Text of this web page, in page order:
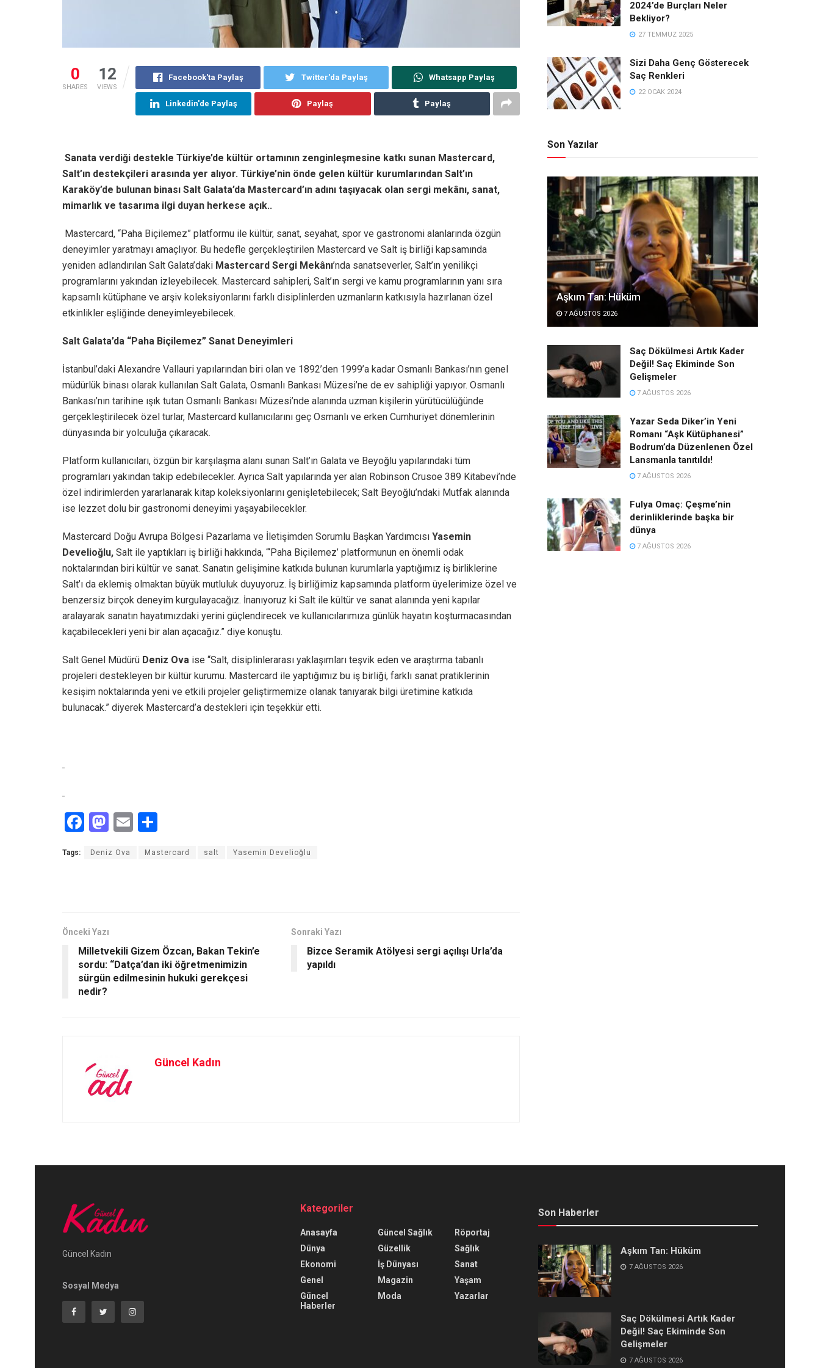
0
SHARES
12
VIEWS
Facebook'ta Paylaş Twitter'da Paylaş Whatsapp Paylaş
Linkedin'de Paylaş Paylaş Paylaş
Sanata verdiği destekle Türkiye’de kültür ortamının zenginleşmesine katkı sunan Mastercard,
Salt’ın destekçileri arasında yer alıyor. Türkiye’nin önde gelen kültür kurumlarından Salt’ın
Karaköy’de bulunan binası Salt Galata’da Mastercard’ın adını taşıyacak olan sergi mekânı, sanat,
mimarlık ve tasarıma ilgi duyan herkese açık..
Mastercard, “Paha Biçilemez” platformu ile kültür, sanat, seyahat, spor ve gastronomi alanlarında özgün
deneyimler yaratmayı amaçlıyor. Bu hedefle gerçekleştirilen Mastercard ve Salt iş birliği kapsamında
yeniden adlandırılan Salt Galata’daki Mastercard Sergi Mekânı’nda sanatseverler, Salt’ın yenilikçi
programlarını yakından izleyebilecek. Mastercard sahipleri, Salt’ın sergi ve kamu programlarının yanı sıra
kapsamlı kütüphane ve arşiv koleksiyonlarını farklı disiplinlerden uzmanların katkısıyla hazırlanan özel
etkinlikler eşliğinde deneyimleyebilecek.
Salt Galata’da “Paha Biçilemez” Sanat Deneyimleri
İstanbul’daki Alexandre Vallauri yapılarından biri olan ve 1892’den 1999’a kadar Osmanlı Bankası’nın genel
müdürlük binası olarak kullanılan Salt Galata, Osmanlı Bankası Müzesi’ne de ev sahipliği yapıyor. Osmanlı
Bankası’nın tarihine ışık tutan Osmanlı Bankası Müzesi’nde alanında uzman kişilerin yürütücülüğünde
gerçekleştirilecek özel turlar, Mastercard kullanıcılarını geç Osmanlı ve erken Cumhuriyet dönemlerinin
dünyasında bir yolculuğa çıkaracak.
Platform kullanıcıları, özgün bir karşılaşma alanı sunan Salt’ın Galata ve Beyoğlu yapılarındaki tüm
programları yakından takip edebilecekler. Ayrıca Salt yapılarında yer alan Robinson Crusoe 389 Kitabevi’nde
özel indirimlerden yararlanarak kitap koleksiyonlarını genişletebilecek; Salt Beyoğlu’ndaki Mutfak alanında
ise lezzet dolu bir gastronomi deneyimi yaşayabilecekler.
Mastercard Doğu Avrupa Bölgesi Pazarlama ve İletişimden Sorumlu Başkan Yardımcısı Yasemin
Develioğlu, Salt ile yaptıkları iş birliği hakkında, “‘Paha Biçilemez’ platformunun en önemli odak
noktalarından biri kültür ve sanat. Sanatın gelişimine katkıda bulunan kurumlarla yaptığımız iş birliklerine
Salt’ı da eklemiş olmaktan büyük mutluluk duyuyoruz. İş birliğimiz kapsamında platform üyelerimize özel ve
benzersiz birçok deneyim kurgulayacağız. İnanıyoruz ki Salt ile kültür ve sanat alanında yeni kapılar
aralayarak sanatın hayatımızdaki yerini güçlendirecek ve kullanıcılarımıza günlük hayatın koşturmacasından
kaçabilecekleri yeni bir alan açacağız.” diye konuştu.
Salt Genel Müdürü Deniz Ova ise “Salt, disiplinlerarası yaklaşımları teşvik eden ve araştırma tabanlı
projeleri destekleyen bir kültür kurumu. Mastercard ile yaptığımız bu iş birliği, farklı sanat pratiklerinin
kesişim noktalarında yeni ve etkili projeler geliştirmemize olanak tanıyarak bilgi üretimine katkıda
bulunacak.” diyerek Mastercard’a destekleri için teşekkür etti.
F
ce
k
M
st
E
ail ar
Tags: Deniz Ova Mastercard salt Yasemin Develioğlu
Önceki Yazı
Milletvekili Gizem Özcan, Bakan Tekin’e
sordu: “Datça’dan iki öğretmenimizin
sürgün edilmesinin hukuki gerekçesi
nedir?
Sonraki Yazı
Bizce Seramik Atölyesi sergi açılışı Urla’da
yapıldı
Güncel Kadın
2024’de Burçları Neler
Bekliyor?
27 TEMMUZ 2025
Sizi Daha Genç Gösterecek
Saç Renkleri
22 OCAK 2024
Son Yazılar
Aşkım Tan: Hüküm
7 AĞUSTOS 2026
Saç Dökülmesi Artık Kader
Değil! Saç Ekiminde Son
Gelişmeler
7 AĞUSTOS 2026
Yazar Seda Diker’in Yeni
Romanı “Aşk Kütüphanesi”
Bodrum’da Düzenlenen Özel
Lansmanla tanıtıldı!
7 AĞUSTOS 2026
Fulya Omaç: Çeşme’nin
derinliklerinde başka bir
dünya
7 AĞUSTOS 2026
Güncel Kadın
Sosyal Medya
Kategoriler
Anasayfa
Dünya
Ekonomi
Genel
Güncel
Haberler
Güncel Sağlık
Güzellik
İş Dünyası
Magazin
Moda
Röportaj
Sağlık
Sanat
Yaşam
Yazarlar
Son Haberler
Aşkım Tan: Hüküm
7 AĞUSTOS 2026
Saç Dökülmesi Artık Kader
Değil! Saç Ekiminde Son
Gelişmeler
7 AĞUSTOS 2026